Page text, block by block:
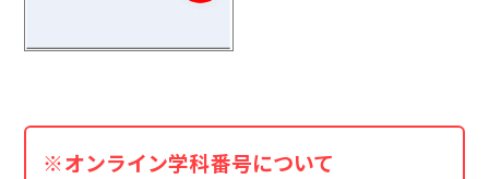
※オンライン学科番号について